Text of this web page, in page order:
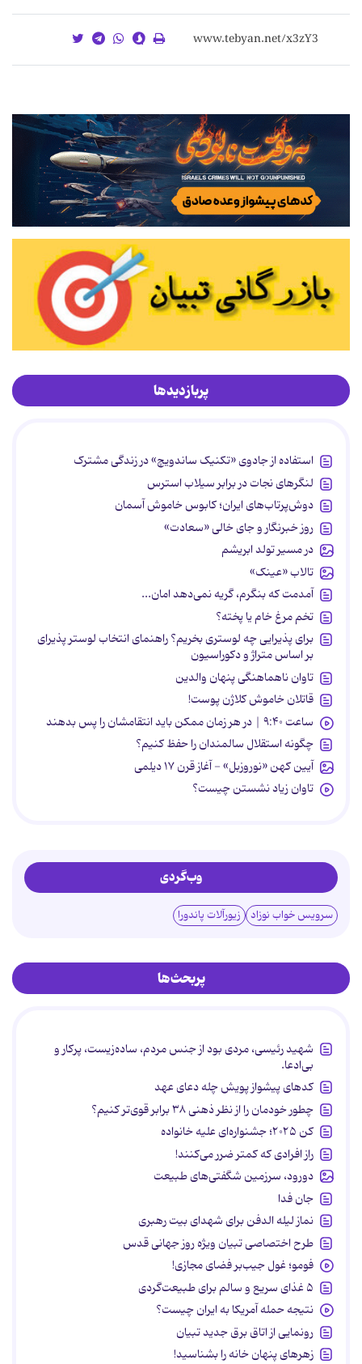
پربازدیدها
استفاده از جادوی «تکنیک ساندویچ» در زندگی مشترک
لنگرهای نجات در برابر سیلاب استرس
دوش‌پرتاب‌های ایران؛ کابوس خاموش آسمان
روز خبرنگار و جای خالی «سعادت»
در مسیر تولد ابریشم
تالاب «عینک»
آمدمت که بنگرم، گریه نمی‌دهد امان...
تخم مرغ خام یا پخته؟
برای پذیرایی چه لوستری بخریم؟ راهنمای انتخاب لوستر پذیرای
بر اساس متراژ و دکوراسیون
تاوان ناهماهنگی پنهان والدین
قاتلان خاموش کلاژن پوست!
ساعت ۹:۴۰ | در هر زمان ممکن باید انتقامشان را پس بدهند
چگونه استقلال سالمندان را حفظ کنیم؟
آیین کهن «نوروزبل» - آغاز قرن ۱۷ دیلمی
تاوان زیاد نشستن چیست؟
وب‌گردی
سرویس خواب نوزاد زیورآلات پاندورا
پربحث‌ها
شهید رئیسی، مردی بود از جنس مردم، ساده‌زیست، پرکار و
بی‌ادعا.
کدهای پیشواز پویش چله دعای عهد
چطور خودمان را از نظر ذهنی ۳۸ برابر قوی‌تر کنیم؟
کن ۲۰۲۵؛ جشنواره‌ای علیه خانواده
راز افرادی که کمتر ضرر می‌کنند!
دورود، سرزمین شگفتی‌های طبیعت
جان فدا
نماز لیله الدفن برای شهدای بیت رهبری
طرح اختصاصی تبیان ویژه روز جهانی قدس
فومو؛ غول جیب‌بر فضای مجازی!
۵ غذای سریع و سالم برای طبیعت‌گردی
نتیجه حمله آمریکا به ایران چیست؟
رونمایی از اتاق برق جدید تبیان
زهرهای پنهان خانه را بشناسید!